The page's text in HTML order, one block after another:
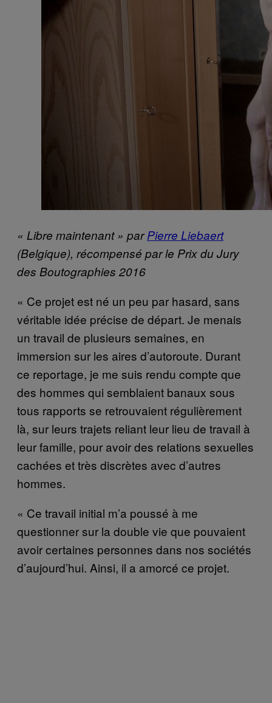
« Libre maintenant » parPierre Liebaert
(Belgique), récompensé par le Prix du Jury
des Boutographies 2016
« Ce projet est né un peu par hasard, sans
véritable idée précise de départ. Je menais
un travail de plusieurs semaines, en
immersion sur les aires d’autoroute. Durant
ce reportage, je me suis rendu compte que
des hommes qui semblaient banaux sous
tous rapports se retrouvaient régulièrement
là, sur leurs trajets reliant leur lieu de travail à
leur famille, pour avoir des relations sexuelles
cachées et très discrètes avec d’autres
hommes.
« Ce travail initial m’a poussé à me
questionner sur la double vie que pouvaient
avoir certaines personnes dans nos sociétés
d’aujourd’hui. Ainsi, il a amorcé ce projet.